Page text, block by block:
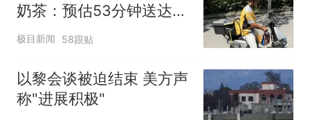
奶茶：预估53分钟送达，
实际耗时92分钟
极目新闻 58跟贴
以黎会谈被迫结束 美方声
称"进展积极"